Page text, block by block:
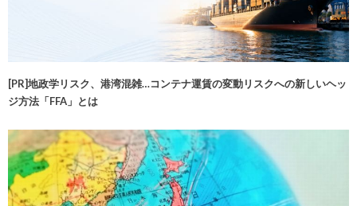
[PR]地政学リスク、港湾混雑…コンテナ運賃の変動リスクへの新しいヘッ
ジ方法「FFA」とは